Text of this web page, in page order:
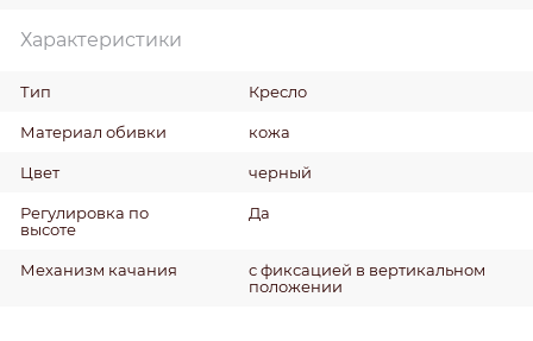
Характеристики
Тип Кресло
Материал обивки кожа
Цвет черный
Регулировка по
высоте
Да
Механизм качания
с фиксацией в вертикальном
положении